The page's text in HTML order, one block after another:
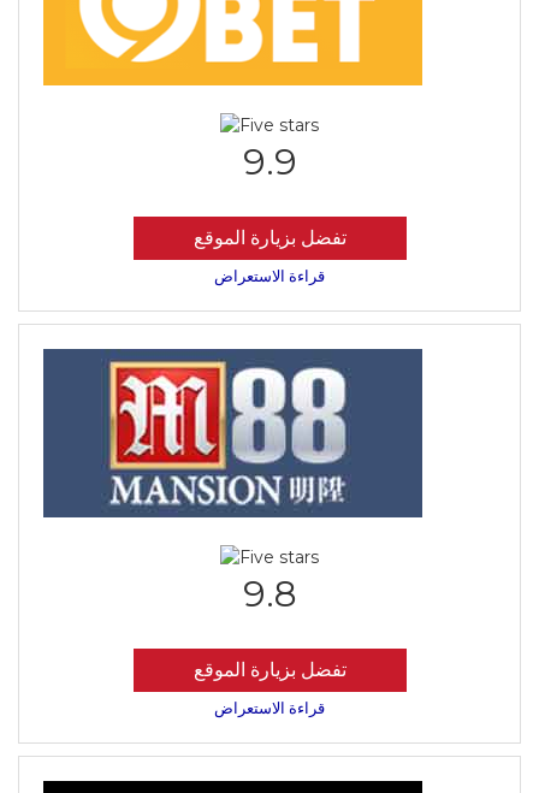
9.9
تفضل بزيارة الموقع
قراءة الاستعراض
9.8
تفضل بزيارة الموقع
قراءة الاستعراض